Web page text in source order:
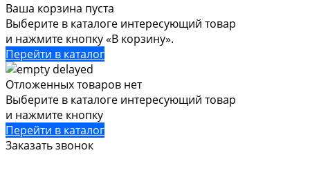
Ваша корзина пуста
Выберите в каталоге интересующий товар
и нажмите кнопку «В корзину».
Перейти в каталог
Отложенных товаров нет
Выберите в каталоге интересующий товар
и нажмите кнопку
Перейти в каталог
Заказать звонок